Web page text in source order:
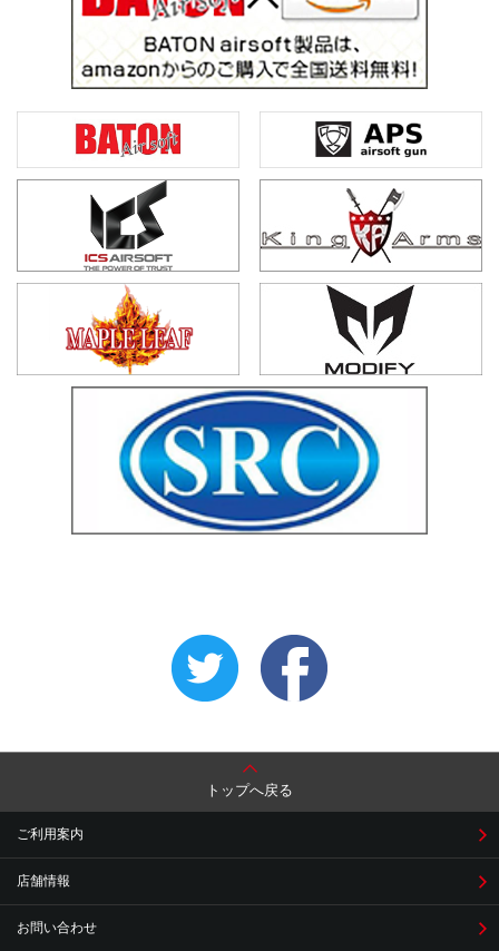
トップへ戻る
ご利用案内
店舗情報
お問い合わせ